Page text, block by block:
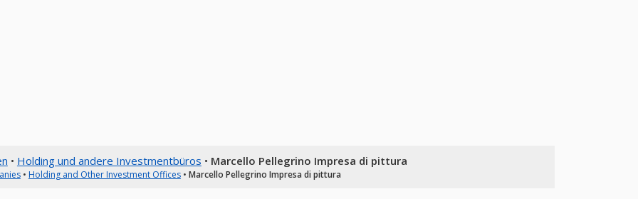
• Holding und andere Investmentbüros • Marcello Pellegrino Impresa di pittura
• Holding and Other Investment Offices• Marcello Pellegrino Impresa di pittura